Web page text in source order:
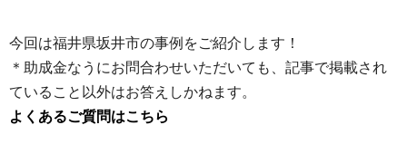
今回は福井県坂井市の事例をご紹介します！
＊助成金なうにお問合わせいただいても、記事で掲載され
ていること以外はお答えしかねます。
よくあるご質問はこちら